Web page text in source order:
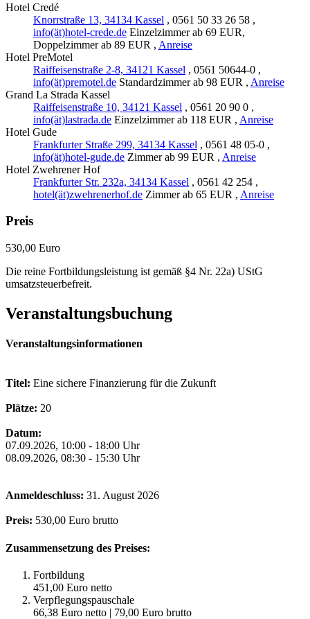
Hotel Credé
Knorrstraße 13, 34134 Kassel , 0561 50 33 26 58 ,
info(ät)hotel-crede.de Einzelzimmer ab 69 EUR,
Doppelzimmer ab 89 EUR , Anreise
Hotel PreMotel
Raiffeisenstraße 2-8, 34121 Kassel , 0561 50644-0 ,
info(ät)premotel.de Standardzimmer ab 98 EUR , Anreise
Grand La Strada Kassel
Raiffeisenstraße 10, 34121 Kassel , 0561 20 90 0 ,
info(ät)lastrada.de Einzelzimmer ab 118 EUR , Anreise
Hotel Gude
Frankfurter Straße 299, 34134 Kassel , 0561 48 05-0 ,
info(ät)hotel-gude.de Zimmer ab 99 EUR , Anreise
Hotel Zwehrener Hof
Frankfurter Str. 232a, 34134 Kassel , 0561 42 254 ,
hotel(ät)zwehrenerhof.de Zimmer ab 65 EUR , Anreise
Preis
530,00 Euro
Die reine Fortbildungsleistung ist gemäß §4 Nr. 22a) UStG
umsatzsteuerbefreit.
Veranstaltungsbuchung
Veranstaltungsinformationen
Titel: Eine sichere Finanzierung für die Zukunft
Plätze: 20
Datum:
07.09.2026, 10:00 - 18:00 Uhr
08.09.2026, 08:30 - 15:30 Uhr
Anmeldeschluss: 31. August 2026
Preis: 530,00 Euro brutto
Zusammensetzung des Preises:
Fortbildung
451,00 Euro netto
Verpflegungspauschale
66,38 Euro netto | 79,00 Euro brutto